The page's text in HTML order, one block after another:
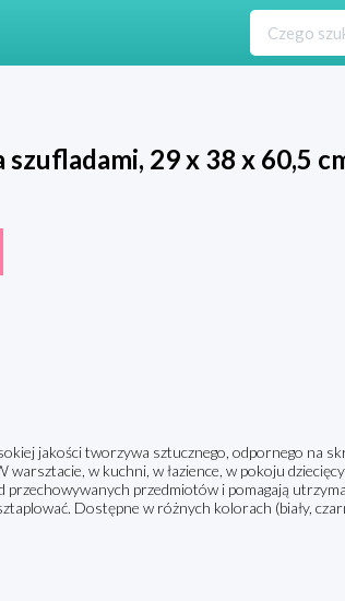
szufladami, 29 x 38 x 60,5
jakości tworzywa sztucznego, odpornego na
w kuchni, w łazience, w pokoju
przechowywanych przedmiotów i pomagają
Dostępne w różnych kolorach (biały,